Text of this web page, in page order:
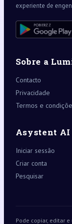
experiente de
Sobre a
Contacto
Privacidade
Termos e
Asystent AI
Iniciar sessão
Criar conta
Pesquisar
Pode copiar, editar